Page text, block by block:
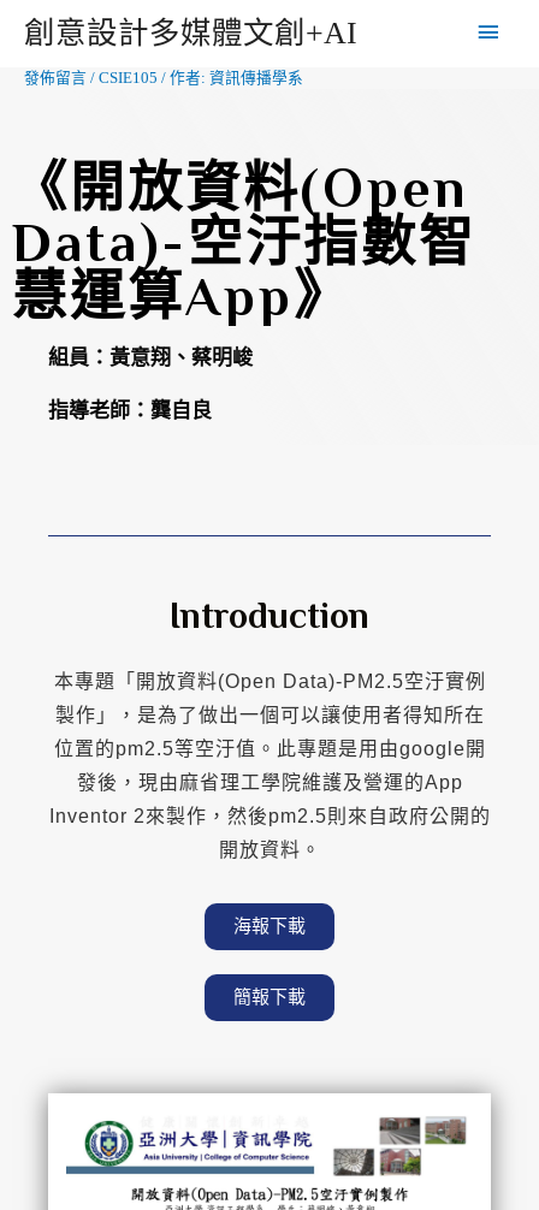
創意設計多媒體文創+AI
發佈留言 / CSIE105 / 作者: 資訊傳播學系
《開放資料(Open
Data)-空汙指數智
慧運算App》
組員： 黃意翔、蔡明峻
指導老師： 龔自良
Introduction
本專題「開放資料(Open Data)-PM2.5空汙實例
製作」，是為了做出一個可以讓使用者得知所在
位置的pm2.5等空汙值。此專題是用由google開
發後，現由麻省理工學院維護及營運的App
Inventor 2來製作，然後pm2.5則來自政府公開的
開放資料。
海報下載
簡報下載